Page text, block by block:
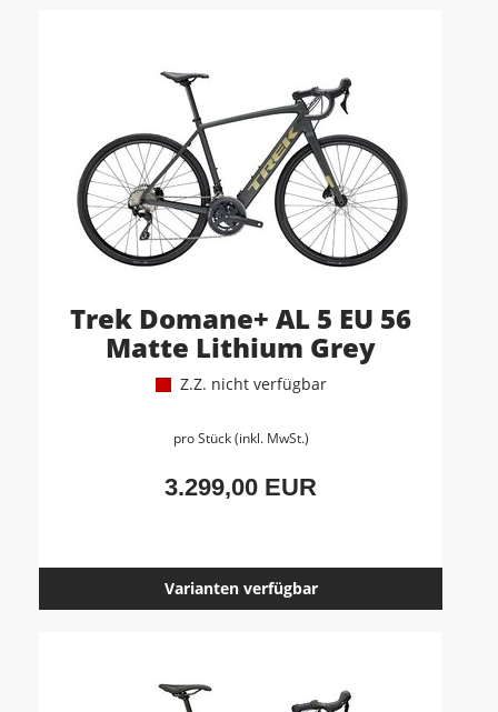
Trek Domane+ AL 5 EU 56
Matte Lithium Grey
Z.Z. nicht verfügbar
pro Stück (inkl. MwSt.)
3.299,00 EUR
Varianten verfügbar